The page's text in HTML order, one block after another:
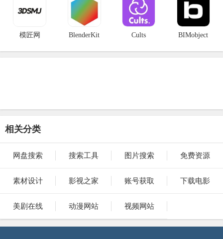
模匠网 BlenderKit Cults BIMobject
相关分类
网盘搜索 搜索工具 图片搜索 免费资源
素材设计 影视之家 账号获取 下载电影
美剧在线 动漫网站 视频网站